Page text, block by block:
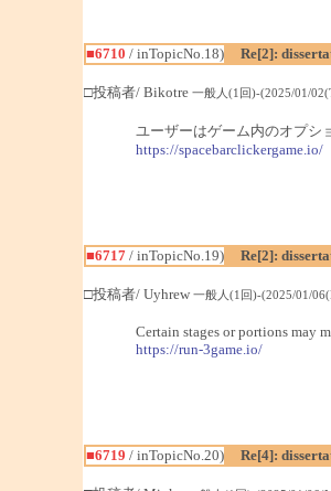
■6710 / inTopicNo.18)
Re[2]:
□投稿者/ Bikotre 一般人(1回)-(2025/01/
ユーザーはゲーム内のオプシ
https://spacebarclickergame.io/
■6717/ inTopicNo.19)
Re[2]:
□投稿者/ Uyhrew 一般人(1回)-(2025/01/
Certain stages or portions may
https://run-3game.io/
■6719 / inTopicNo.20)
Re[4]: